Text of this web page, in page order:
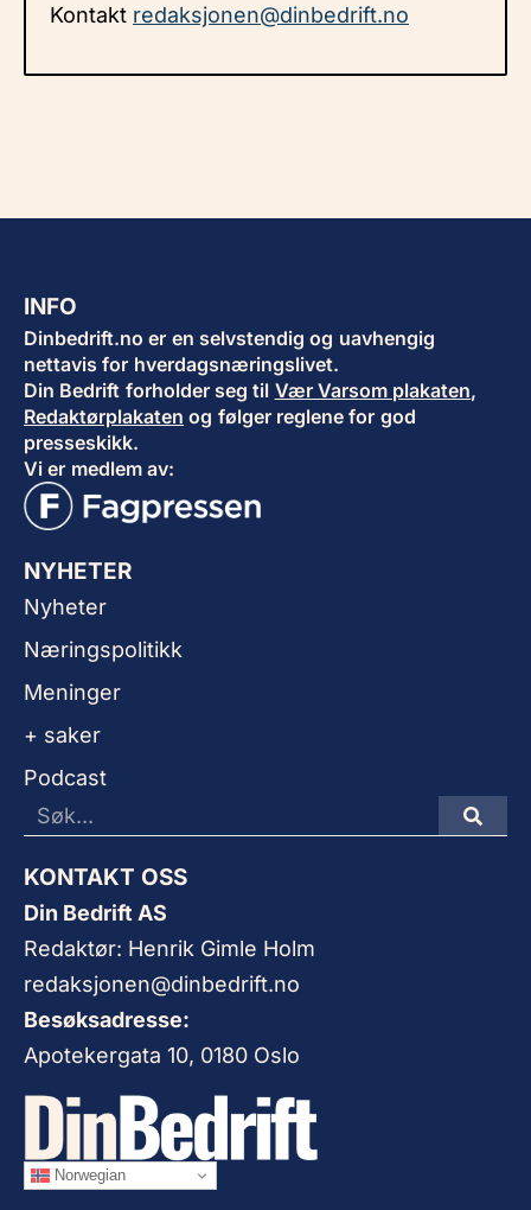
Kontakt redaksjonen@dinbedrift.no
INFO
Dinbedrift.no er en selvstendig og uavhengig
nettavis for hverdagsnæringslivet.
Din Bedrift forholder seg til Vær Varsom plakaten,
Redaktørplakaten og følger reglene for god
presseskikk.
Vi er medlem av:
NYHETER
Nyheter
Næringspolitikk
Meninger
+ saker
Podcast
KONTAKT OSS
Din Bedrift AS
Redaktør: Henrik Gimle Holm
redaksjonen@dinbedrift.no
Besøksadresse:
Apotekergata 10, 0180 Oslo
Norwegian